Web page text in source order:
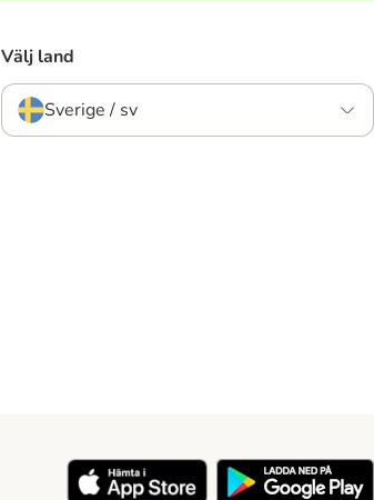
Välj land
Sverige / sv